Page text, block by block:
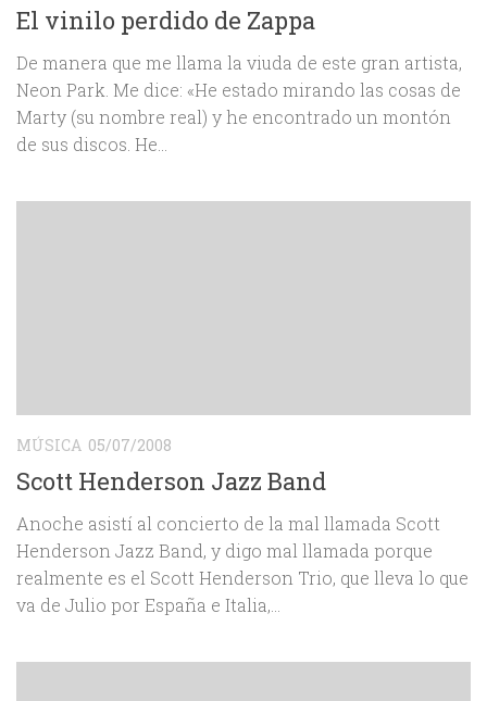
El vinilo perdido de Zappa
De manera que me llama la viuda de este gran artista,
Neon Park. Me dice: «He estado mirando las cosas de
Marty (su nombre real) y he encontrado un montón
de sus discos. He...
MÚSICA 05/07/2008
Scott Henderson Jazz Band
Anoche asistí al concierto de la mal llamada Scott
Henderson Jazz Band, y digo mal llamada porque
realmente es el Scott Henderson Trio, que lleva lo que
va de Julio por España e Italia,...